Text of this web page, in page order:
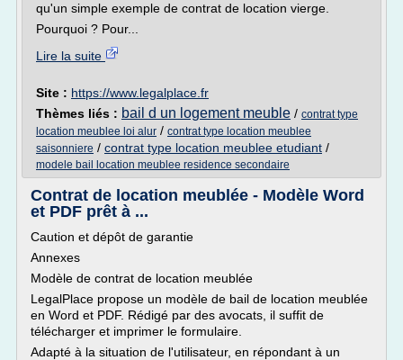
qu'un simple exemple de contrat de location vierge.
Pourquoi ? Pour...
Lire la suite
Site : https://www.legalplace.fr
Thèmes liés : bail d un logement meuble / contrat type
location meublee loi alur / contrat type location meublee
saisonniere / contrat type location meublee etudiant /
modele bail location meublee residence secondaire
Contrat de location meublée - Modèle Word
et PDF prêt à ...
Caution et dépôt de garantie
Annexes
Modèle de contrat de location meublée
LegalPlace propose un modèle de bail de location meublée
en Word et PDF. Rédigé par des avocats, il suffit de
télécharger et imprimer le formulaire.
Adapté à la situation de l'utilisateur, en répondant à un